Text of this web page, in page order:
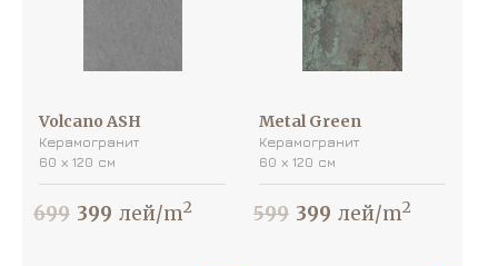
Volcano ASH
Керамогранит
60 х 120 см
699 399 лей/m2
Metal Green
Керамогранит
60 х 120 см
599 399 лей/m2